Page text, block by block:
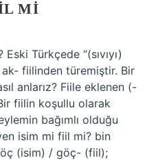
MI
Türkçede “(sıvıyı)
ak- fiilinden türemiştir. Bir
anlarız? Fiile eklenen (-
fiilin koşullu olarak
bağımlı olduğu
isim mi fiil mi? bin
(isim) / göç- (fiil);